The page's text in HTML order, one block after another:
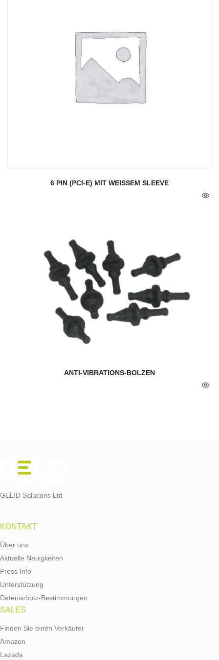
6 PIN (PCI-E) MIT WEISSEM SLEEVE
ANTI-VIBRATIONS-BOLZEN
GELID Solutions Ltd
KONTAKT
Über uns
Aktuelle Neuigkeiten
Press Info
Unterstützung
Datenschutz-Bestimmungen
SALES
Finden Sie einen Verkäufer
Amazon
Lazada